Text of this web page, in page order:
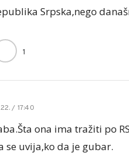
Srpska,nego
1
/ 17:40
ona ima tražiti po
se uvija,ko da je gubar.